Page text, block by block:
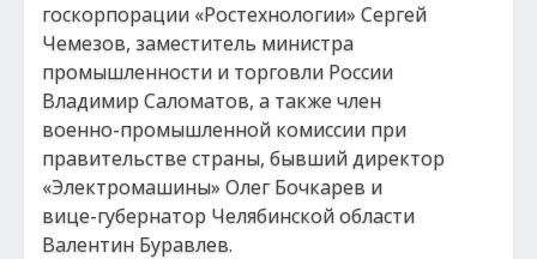
госкорпорации «Ростехнологии» Сергей
Чемезов, заместитель министра
промышленности и торговли России
Владимир Саломатов, а также член
военно-промышленной комиссии при
правительстве страны, бывший директор
«Электромашины» Олег Бочкарев и
вице-губернатор Челябинской области
Валентин Буравлев.